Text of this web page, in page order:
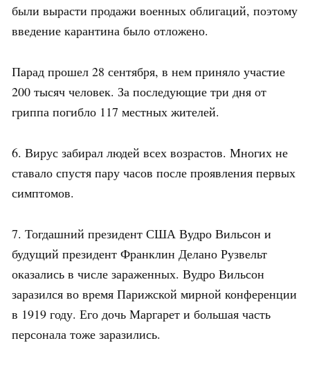
были вырасти продажи военных облигаций, поэтому
введение карантина было отложено.
Парад прошел 28 сентября, в нем приняло участие
200 тысяч человек. За последующие три дня от
гриппа погибло 117 местных жителей.
6. Вирус забирал людей всех возрастов. Многих не
ставало спустя пару часов после проявления первых
симптомов.
7. Тогдашний президент США Вудро Вильсон и
будущий президент Франклин Делано Рузвельт
оказались в числе зараженных. Вудро Вильсон
заразился во время Парижской мирной конференции
в 1919 году. Его дочь Маргарет и большая часть
персонала тоже заразились.